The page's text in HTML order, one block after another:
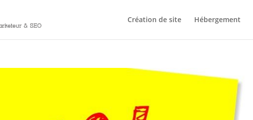
Création de site Hébergement